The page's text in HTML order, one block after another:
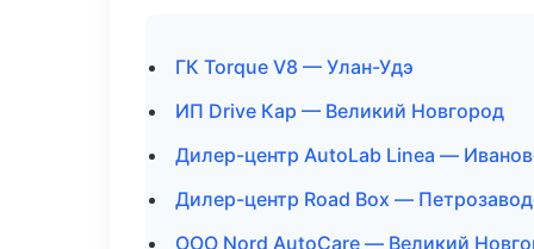
ГК Torque V8 — Улан-Удэ
ИП Drive Кар — Великий Новгород
Дилер-центр AutoLab Linea —
Дилер-центр Road Box —
ООО Nord AutoCare — Великий